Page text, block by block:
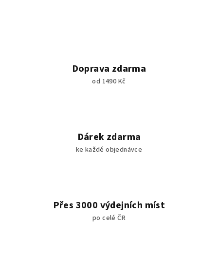
k
y
s
u
Doprava zdarma
od 1490 Kč
Dárek zdarma
ke každé objednávce
Přes 3000 výdejních míst
po celé ČR